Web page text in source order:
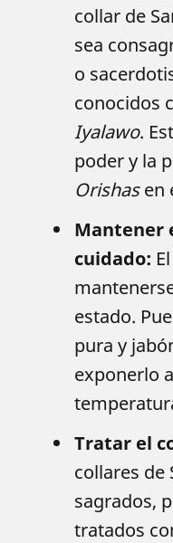
collar de
sea
o
conocidos
Iyalawo.
poder y la
Orishasen
Mantener
cuidado: El
estado.
pura y
exponerlo
Tratar el
collares de
sagrados,
tratados